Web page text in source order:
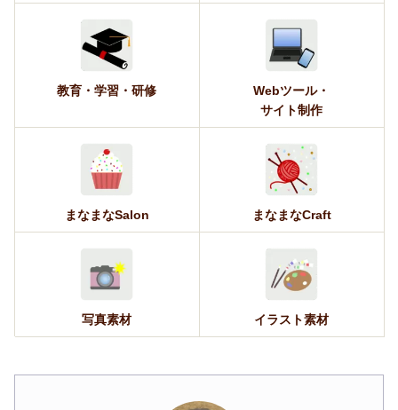
教育・学習・研修
Webツール・
サイト制作
まなまなSalon まなまなCraft
写真素材 イラスト素材